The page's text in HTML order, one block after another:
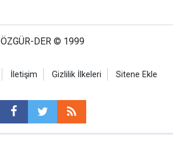
ÖZGÜR-DER © 1999
İletişim Gizlilik İlkeleri Sitene Ekle